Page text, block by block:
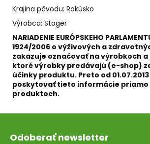
Krajina pôvodu: Rakúsko
Výrobca: Stoger
NARIADENIE EURÓPSKEHO
1924/2006 o výživových a
zakazuje označovať na výrobkoch
ktoré výrobky predávajú (e-shop)
účinky produktu. Preto od
poskytovať tieto informácie priamo
produktoch.
Z
Odoberať newsletter